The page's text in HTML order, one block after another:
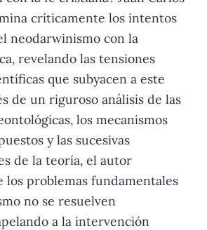
críticamente los intentos
neodarwinismo con la
revelando las tensiones
que subyacen a este
de un riguroso análisis de las
los mecanismos
y las sucesivas
de la teoría, el autor
los problemas fundamentales
no se resuelven
a la intervención